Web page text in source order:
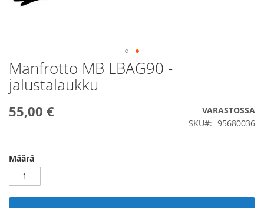
Manfrotto MB LBAG90 -
jalustalaukku
55,00 €
VARASTOSSA
SKU
95680036
Määrä
Skip
to
the
of